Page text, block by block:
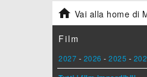
 Vai alla home di
Film
2027 - 2026 - 2025 -